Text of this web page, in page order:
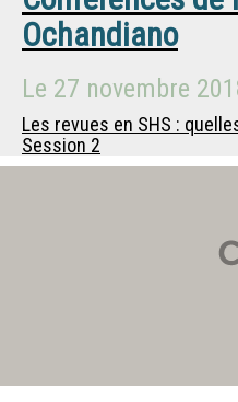
Ochandiano
Le 27 novembre
Les revues en SHS :
Session 2